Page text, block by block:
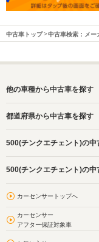
中古車トップ 中古車検索：メー
他の車種から中古車を探す
都道府県から中古車を探す
500(チンクエチェント)の
500(チンクエチェント)の
カーセンサートップへ
カーセンサー
アフター保証対象車